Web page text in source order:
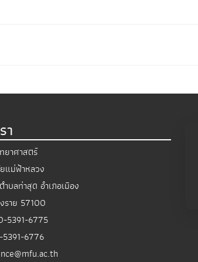
า
ยาศาสตร์
แม่ฟ้าหลวง
บลท่าสุด อำเภอเมือง
ราย 57100
5391-6775
6776